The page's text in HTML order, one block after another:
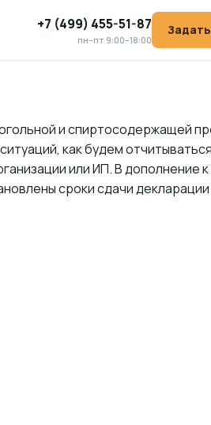
+7 (499) 455-51-87
пн–пт 9:00–18:00
и спиртосодержащей
как будем
или ИП. В дополнение
сроки сдачи декларации